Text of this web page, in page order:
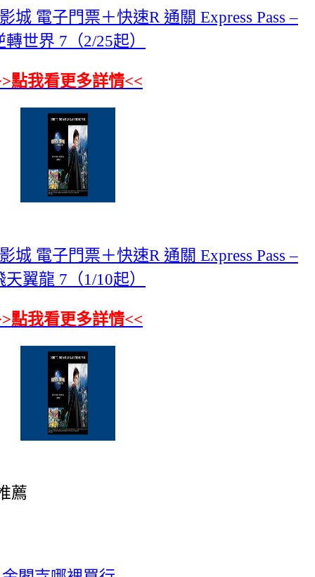
城 電子門票＋快速R 通關 Express Pass –
轉世界 7（2/25起）
點我看更多詳情<<
城 電子門票＋快速R 通關 Express Pass –
天翼龍 7（1/10起）
點我看更多詳情<<
薦